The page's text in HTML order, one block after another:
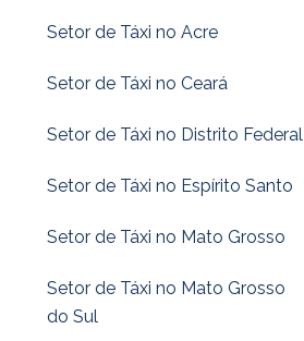
Setor de Táxi no Acre
Setor de Táxi no Ceará
Setor de Táxi no Distrito Federal
Setor de Táxi no Espírito Santo
Setor de Táxi no Mato Grosso
Setor de Táxi no Mato Grosso
do Sul